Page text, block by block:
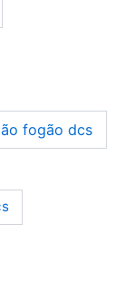
fogão dcs